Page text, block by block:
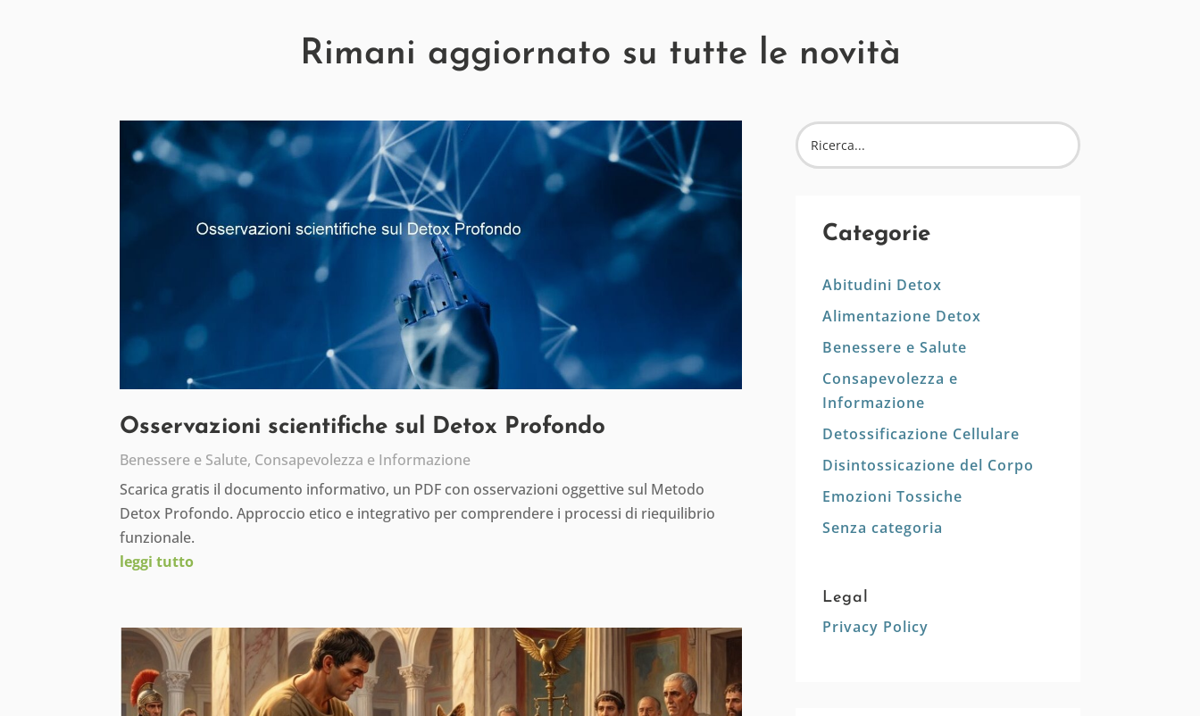
Rimani aggiornato su tutte le novità
Osservazioni scientifiche sul Detox Profondo
Benessere e Salute, Consapevolezza e Informazione
Scarica gratis il documento informativo, un PDF con osservazioni oggettive sul Metodo
Detox Profondo. Approccio etico e integrativo per comprendere i processi di riequilibrio
funzionale.
leggi tutto
Categorie
Abitudini Detox
Alimentazione Detox
Benessere e Salute
Consapevolezza e
Informazione
Detossificazione Cellulare
Disintossicazione del Corpo
Emozioni Tossiche
Senza categoria
Legal
Privacy Policy